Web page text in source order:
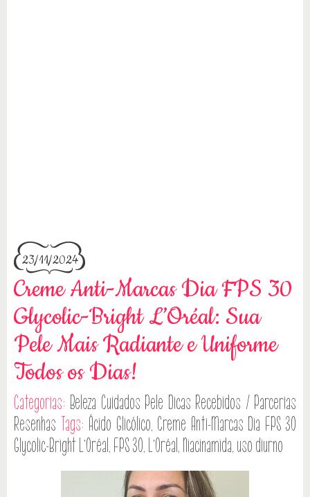
23/11/2024
Creme Anti-Marcas Dia FPS 30
Glycolic-Bright L’Oréal: Sua
Pele Mais Radiante e Uniforme
Todos os Dias!
Categorias: Beleza Cuidados Pele Dicas Recebidos / Parcerias
Resenhas Tags: Ácido Glicólico, Creme Anti-Marcas Dia FPS 30
Glycolic-Bright L’Oréal, FPS 30, L’Oréal, Niacinamida, uso diurno